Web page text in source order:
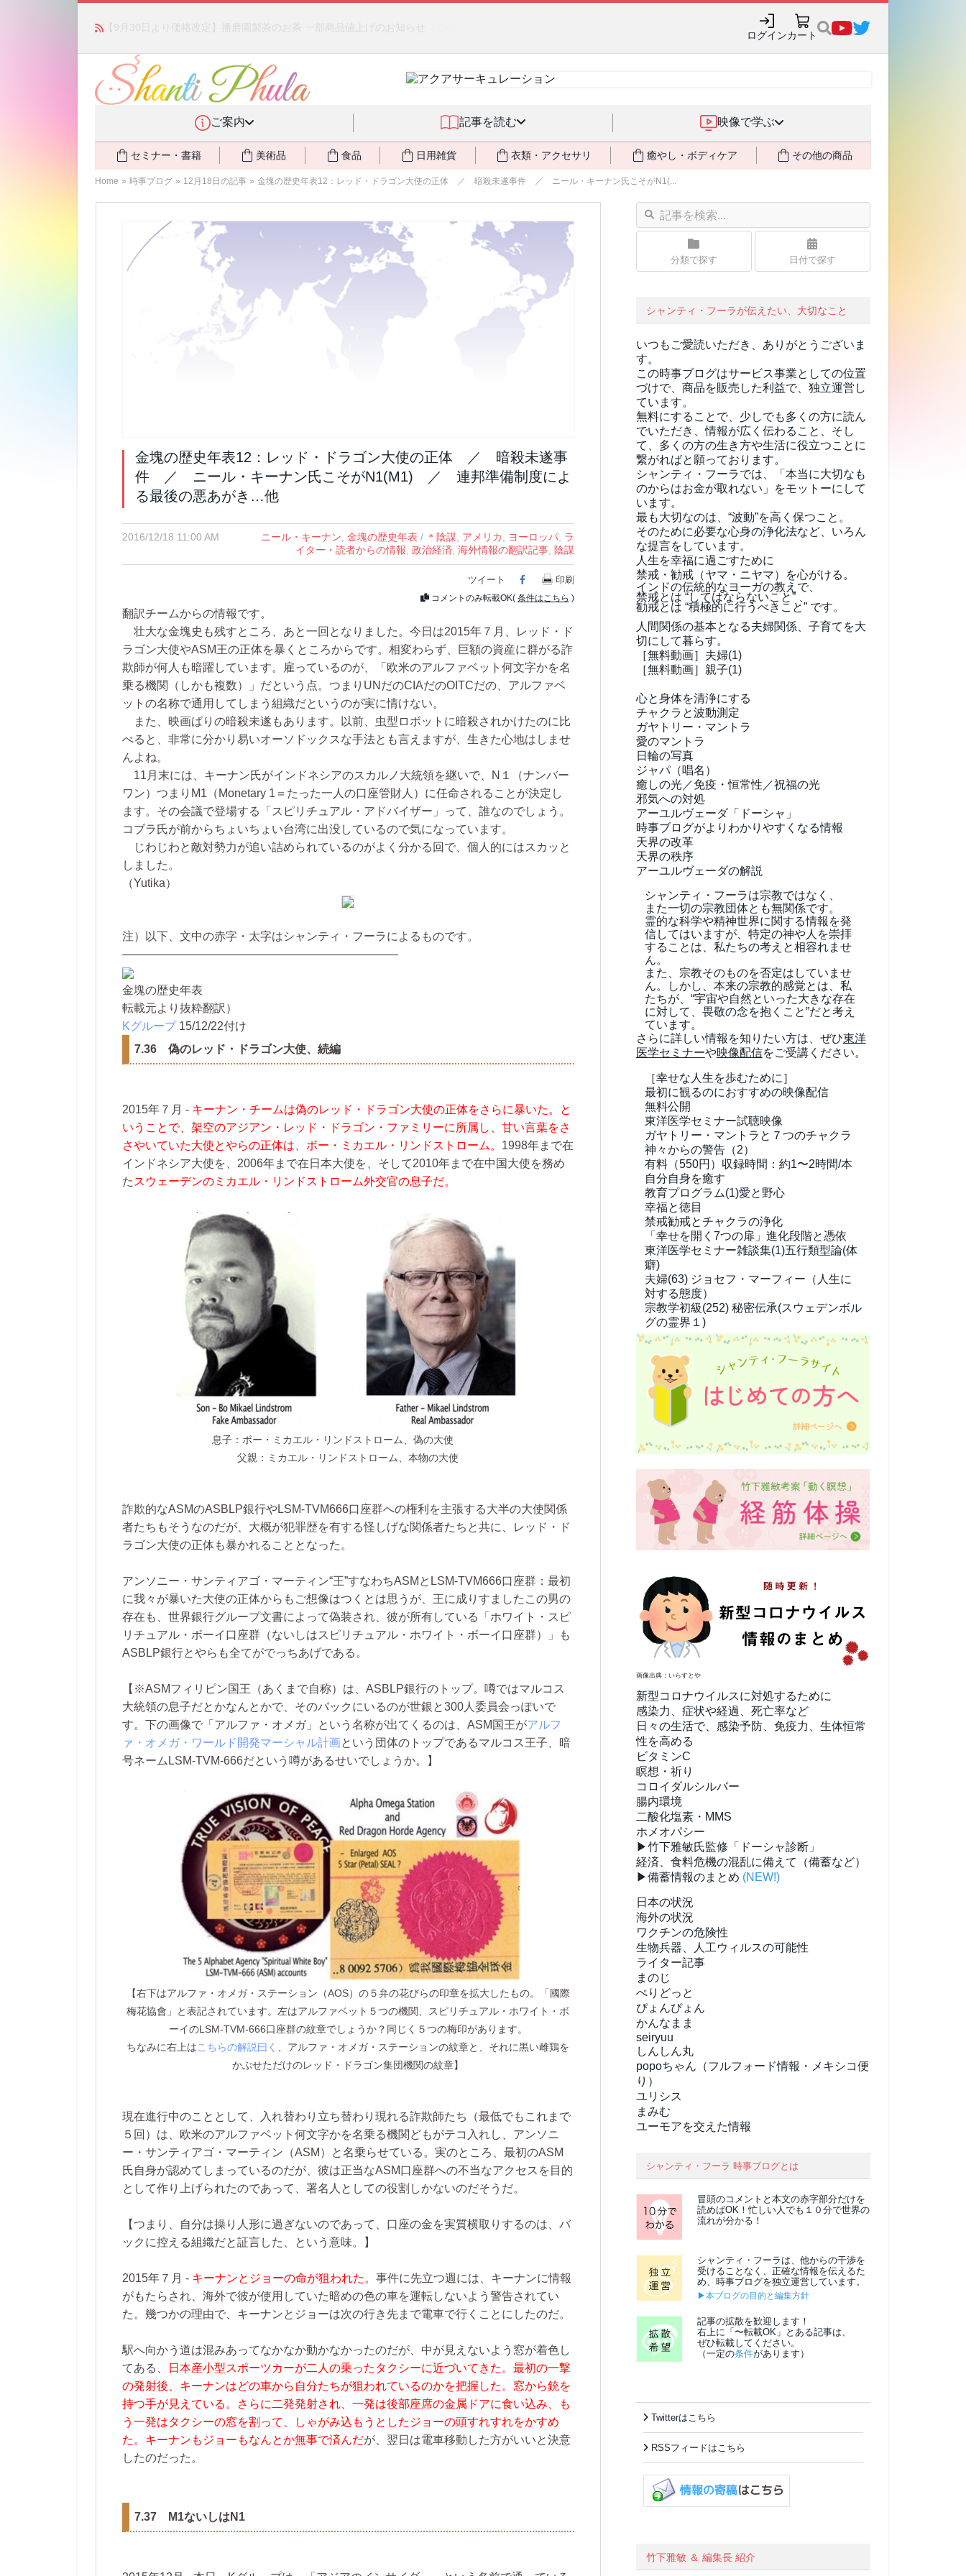
かつて愛されていた人気商品が復活！夏場に活躍するジェルクリーム「アクアサーキュレーション」💖🏖️ 8月末までの購入でポイント還元も✨
ログインカート
ご案内 記事を読む 映像で学ぶ
セミナー・書籍 美術品 食品 日用雑貨 衣類・アクセサリ 癒やし・ボディケア その他の商品
Home » 時事ブログ » 12月18日の記事 » 金塊の歴史年表12：レッド・ドラゴン大使の正体 ／ 暗殺未遂事件 ／ ニール・キーナン氏こそがN1(...
金塊の歴史年表12：レッド・ドラゴン大使の正体 ／ 暗殺未遂事
件 ／ ニール・キーナン氏こそがN1(M1) ／ 連邦準備制度によ
る最後の悪あがき…他
2016/12/18 11:00 AM ニール・キーナン 金塊の歴史年表 / ＊陰謀, アメリカ ヨーロッパ, ラ
イター・読者からの情報 政治経済 海外情報の翻訳記事, 陰謀
ツイート Facebook
印刷
コメントのみ転載OK( 条件はこちら )
翻訳チームからの情報です。
壮大な金塊史も残すところ、あと一回となりました。今日は2015年７月、レッド・ド
ラゴン大使やASM王の正体を暴くところからです。相変わらず、巨額の資産に群がる詐
欺師が何人も暗躍しています。雇っているのが、「欧米のアルファベット何文字かを名
乗る機関（しかも複数）」だという点。つまりUNだのCIAだのOITCだの、アルファベ
ットの名称で通用してしまう組織だというのが実に情けない。
また、映画ばりの暗殺未遂もあります。以前、虫型ロボットに暗殺されかけたのに比
べると、非常に分かり易いオーソドックスな手法とも言えますが、生きた心地はしませ
んよね。
11月末には、キーナン氏がインドネシアのスカルノ大統領を継いで、N１（ナンバー
ワン）つまりM1（Monetary 1＝たった一人の口座管財人）に任命されることが決定し
ます。その会議で登場する「スピリチュアル・アドバイザー」って、誰なのでしょう。
コブラ氏が前からちょいちょい台湾に出没しているので気になっています。
じわじわと敵対勢力が追い詰められているのがよく分かる回で、個人的にはスカッと
しました。
（Yutika）
注）以下、文中の赤字・太字はシャンティ・フーラによるものです。
————————————————————————
金塊の歴史年表
転載元より抜粋翻訳）
Kグループ 15/12/22付け
7.36 偽のレッド・ドラゴン大使、続編
2015年７月 ‐ キーナン・チームは偽のレッド・ドラゴン大使の正体をさらに暴いた。と
いうことで、架空のアジアン・レッド・ドラゴン・ファミリーに所属し、甘い言葉をさ
さやいていた大使とやらの正体は、ボー・ミカエル・リンドストローム。 1998年まで在
インドネシア大使を、2006年まで在日本大使を、そして2010年まで在中国大使を務め
た スウェーデンのミカエル・リンドストローム外交官の息子だ。
息子：ボー・ミカエル・リンドストローム、偽の大使
父親：ミカエル・リンドストローム、本物の大使
詐欺的なASMのASBLP銀行やLSM-TVM666口座群への権利を主張する大半の大使関係
者たちもそうなのだが、大概が犯罪歴を有する怪しげな関係者たちと共に、レッド・ド
ラゴン大使の正体も暴かれることとなった。
アンソニー・サンティアゴ・マーティン“王”すなわちASMとLSM-TVM666口座群：最初
に我々が暴いた大使の正体からもご想像はつくとは思うが、王に成りすましたこの男の
存在も、世界銀行グループ文書によって偽装され、彼が所有している「ホワイト・スピ
リチュアル・ボーイ口座群（ないしはスピリチュアル・ホワイト・ボーイ口座群）」も
ASBLP銀行とやらも全てがでっちあげである。
【※ASMフィリピン国王（あくまで自称）は、ASBLP銀行のトップ。噂ではマルコス
大統領の息子だとかなんとかで、そのバックにいるのが世銀と300人委員会っぽいで
す。下の画像で「アルファ・オメガ」という名称が出てくるのは、ASM国王がアルフ
ァ・オメガ・ワールド開発マーシャル計画という団体のトップであるマルコス王子、暗
号ネームLSM-TVM-666だという噂があるせいでしょうか。】
【右下はアルファ・オメガ・ステーション（AOS）の５弁の花びらの印章を拡大したもの。「國際
梅花協會」と表記されています。左はアルファベット５つの機関、スピリチュアル・ホワイト・ボ
ーイのLSM-TVM-666口座群の紋章でしょうか？同じく５つの梅印があります。
ちなみに右上はこちらの解説曰く
、アルファ・オメガ・ステーションの紋章と、それに黒い雌鶏を
かぶせただけのレッド・ドラゴン集団機関の紋章】
現在進行中のこととして、入れ替わり立ち替わり現れる詐欺師たち（最低でもこれまで
５回）は、欧米のアルファベット何文字かを名乗る機関どもがテコ入れし、アンソニ
ー・サンティアゴ・マーティン（ASM）と名乗らせている。実のところ、最初のASM
氏自身が認めてしまっているのだが、彼は正当なASM口座群への不当なアクセスを目的
として作り上げられたのであって、署名人としての役割しかないのだそうだ。
【つまり、自分は操り人形に過ぎないのであって、口座の金を実質横取りするのは、バ
ックに控える組織だと証言した、という意味。】
2015年７月 ‐ キーナンとジョーの命が狙われた。 事件に先立つ週には、キーナンに情報
がもたらされ、海外で彼が使用していた暗めの色の車を運転しないよう警告されてい
た。幾つかの理由で、キーナンとジョーは次の行き先まで電車で行くことにしたのだ。
駅へ向かう道は混みあってなかなか動かなかったのだが、中が見えないよう窓が着色し
てある、
日本産小型スポーツカーが二人の乗ったタクシーに近づいてきた。最初の一撃
の発射後、キーナンはどの車から自分たちが狙われているのかを把握した。窓から銃を
持つ手が見えている。さらに二発発射され、一発は後部座席の金属ドアに食い込み、も
う一発はタクシーの窓を割って、しゃがみ込もうとしたジョーの頭すれすれをかすめ
た。キーナンもジョーもなんとか無事で済んだが、翌日は電車移動した方がいいと決意
したのだった。
7.37 M1ないしはN1
分類で探す 日付で探す
シャンティ・フーラが伝えたい、大切なこと
いつもご愛読いただき、ありがとうございま
す。
この時事ブログはサービス事業としての位置
づけで、商品を販売した利益で、独立運営し
ています。
無料にすることで、少しでも多くの方に読ん
でいただき、情報が広く伝わること、そし
て、 多くの方の生き方や生活に役立つことに
繋がればと願っております。
シャンティ・フーラでは、「本当に大切なも
のからはお金が取れない」をモットーにして
います。
最も大切なのは、“波動”を高く保つこと。
そのために必要な心身の浄化法など、いろん
な提言をしています。
人生を幸福に過ごすために
禁戒・勧戒（ヤマ・ニヤマ）を心がける。
インドの伝統的なヨーガの教えで、
禁戒とは “してはならないこと” 、
勧戒とは “積極的に行うべきこと” です。
人間関係の基本となる夫婦関係、子育てを大
切にして暮らす。
［無料動画］夫婦(1)
［無料動画］親子(1)
心と身体を清浄にする
チャクラと波動測定
ガヤトリー・マントラ
愛のマントラ
日輪の写真
ジャパ（唱名）
癒しの光／免疫・恒常性／祝福の光
邪気への対処
アーユルヴェーダ「ドーシャ」
時事ブログがよりわかりやすくなる情報
天界の改革
天界の秩序
アーユルヴェーダの解説
シャンティ・フーラは宗教ではなく、
また一切の宗教団体とも無関係です。
霊的な科学や精神世界に関する情報を発
信してはいますが、特定の神や人を崇拝
することは、私たちの考えと相容れませ
ん。
また、宗教そのものを否定はしていませ
ん。しかし、本来の宗教的感覚とは、私
たちが、“宇宙や自然といった大きな存在
に対して、畏敬の念を抱くこと”だと考え
ています。
さらに詳しい情報を知りたい方は、ぜひ東洋
医学セミナーや映像配信をご受講ください。
［幸せな人生を歩むために］
最初に観るのにおすすめの映像配信
無料公開
東洋医学セミナー試聴映像
ガヤトリー・マントラと７つのチャクラ
神々からの警告（2）
有料（550円） 収録時間：約1〜2時間/本
自分自身を癒す
教育プログラム(1)愛と野心
幸福と徳目
禁戒勧戒とチャクラの浄化
「幸せを開く7つの扉」進化段階と憑依
東洋医学セミナー雑談集(1)五行類型論(体
癖)
夫婦(63) ジョセフ・マーフィー（人生に
対する態度）
宗教学初級(252) 秘密伝承(スウェデンボル
グの霊界１)
画像出典：いらすとや
新型コロナウイルスに対処するために
感染力、症状や経過、死亡率など
日々の生活で、感染予防、免疫力、生体恒常
性を高める
ビタミンC
瞑想・祈り
コロイダルシルバー
腸内環境
二酸化塩素・MMS
ホメオパシー
▶竹下雅敏氏監修「ドーシャ診断」
経済、食料危機の混乱に備えて（備蓄など）
▶備蓄情報のまとめ (NEW!)
日本の状況
海外の状況
ワクチンの危険性
生物兵器、人工ウィルスの可能性
ライター記事
まのじ
ぺりどっと
ぴょんぴょん
かんなまま
seiryuu
しんしん丸
popoちゃん（フルフォード情報・メキシコ便
り）
ユリシス
まみむ
ユーモアを交えた情報
シャンティ・フーラ 時事ブログとは
冒頭のコメントと本文の赤字部分だけを
読めばOK！忙しい人でも１０分で世界の
流れが分かる！
シャンティ・フーラは、他からの干渉を
受けることなく、正確な情報を伝えるた
め、時事ブログを独立運営しています。
▶本ブログの目的と編集方針
記事の拡散を歓迎します！
右上に「〜転載OK」とある記事は、
ぜひ転載してください。
（一定の条件があります）
Twitterはこちら
RSSフィードはこちら
竹下雅敏 ＆ 編集長 紹介